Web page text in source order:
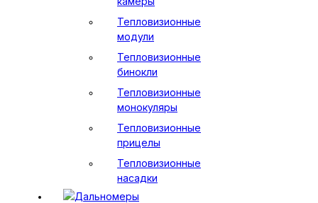
Тепловизионные
модули
Тепловизионные
бинокли
Тепловизионные
монокуляры
Тепловизионные
прицелы
Тепловизионные
насадки
Дальномеры